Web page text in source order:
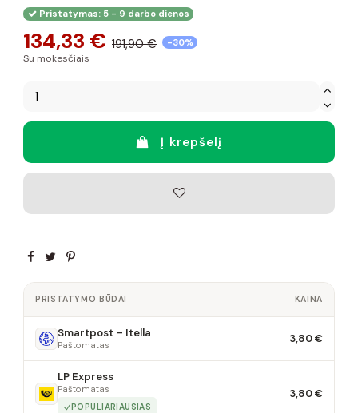
Pristatymas: 5 - 9 darbo dienos
134,33 € 191,90 € -30%
Su mokesčiais
Į krepšelį
PRISTATYMO BŪDAI KAINA
Smartpost – Itella
Paštomatas 3,80 €
LP Express
Paštomatas
POPULIARIAUSIAS
3,80 €